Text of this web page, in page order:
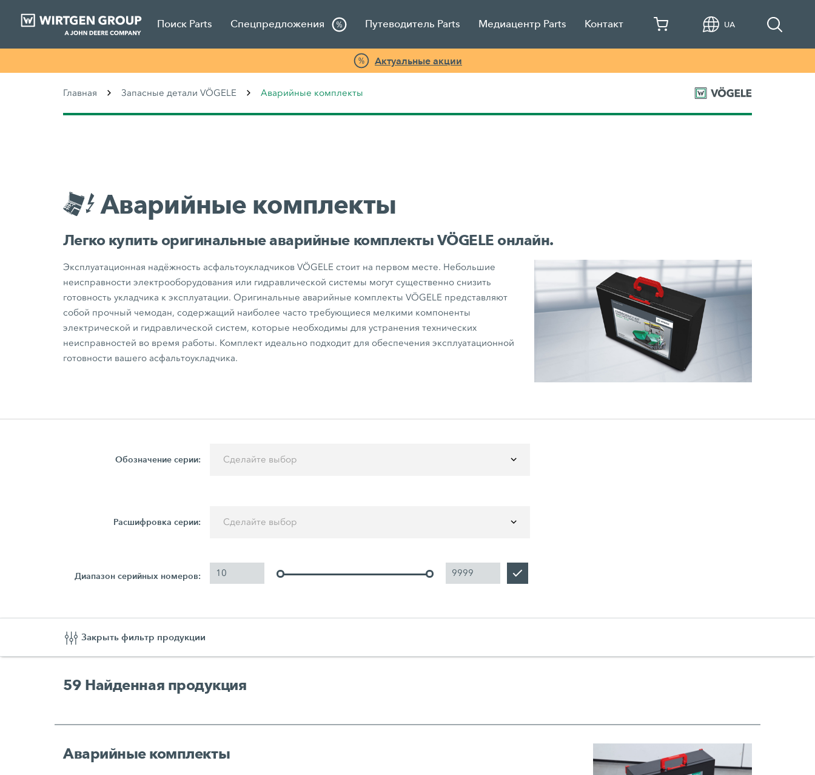
Поиск Parts Спецпредложения Путеводитель Parts Медиацентр Parts Контакт UA
Актуальные акции
Главная Запасные детали VÖGELE Аварийные комплекты
Аварийные комплекты
Легко купить оригинальные аварийные комплекты VÖGELE онлайн.
Эксплуатационная надёжность асфальтоукладчиков VÖGELE стоит на первом месте. Небольшие
неисправности электрооборудования или гидравлической системы могут существенно снизить
готовность укладчика к эксплуатации. Оригинальные аварийные комплекты VÖGELE представляют
собой прочный чемодан, содержащий наиболее часто требующиеся мелкими компоненты
электрической и гидравлической систем, которые необходимы для устранения технических
неисправностей во время работы. Комплект идеально подходит для обеспечения эксплуатационной
готовности вашего асфальтоукладчика.
Обозначение серии: Сделайте выбор
Расшифровка серии: Сделайте выбор
Диапазон серийных номеров:
Закрыть фильтр продукции
59 Найденная продукция
Аварийные комплекты